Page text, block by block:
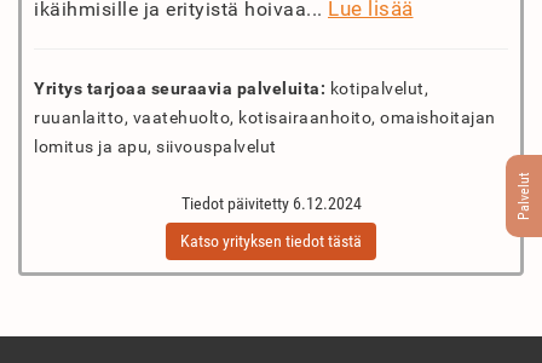
Palvelut
ikäihmisille ja erityistä hoivaa... Lue lisää
Yritys tarjoaa seuraavia palveluita: kotipalvelut,
ruuanlaitto, vaatehuolto, kotisairaanhoito, omaishoitajan
lomitus ja apu, siivouspalvelut
Tiedot päivitetty 6.12.2024
Katso yrityksen tiedot tästä